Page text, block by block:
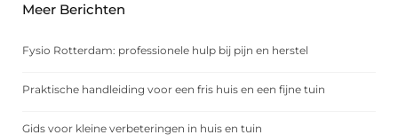
Meer Berichten
Fysio Rotterdam: professionele hulp bij pijn en herstel
Praktische handleiding voor een fris huis en een fijne tuin
Gids voor kleine verbeteringen in huis en tuin